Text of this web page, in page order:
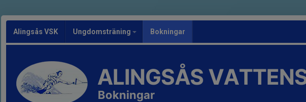
Alingsås VSK Ungdomsträning Bokningar
ALINGSÅS
Bokningar